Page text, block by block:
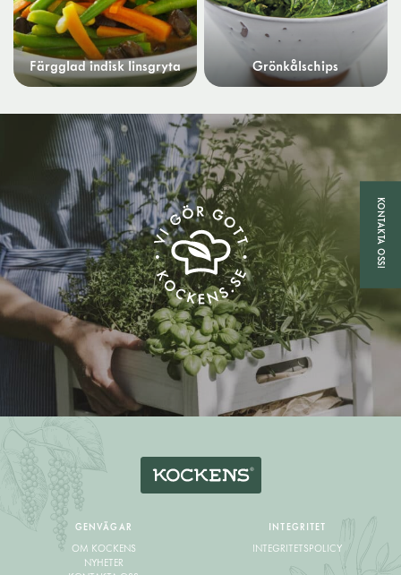
Färgglad indisk linsgryta Grönkålschips
GENVÄGAR
OM KOCKENS
NYHETER
INTEGRITET
INTEGRITETSPOLICY
KONTAKTA OSS!